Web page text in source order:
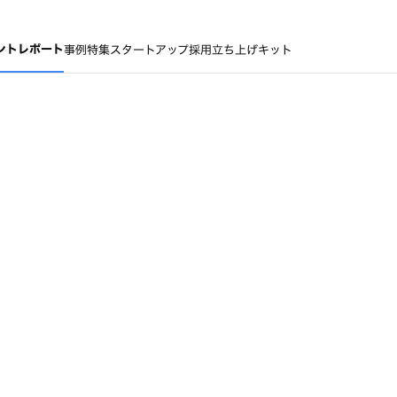
トレポート事例特集スタートアップ採用立ち上げキット